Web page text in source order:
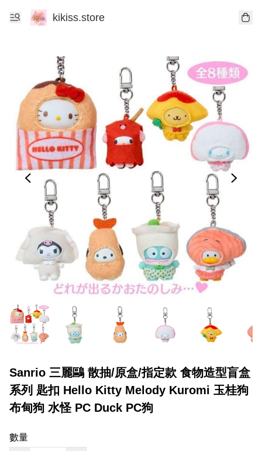
kikiss.store
Sanrio 三麗鷗 散抽/原盒/指定款 食物造型盲盒
系列 匙扣 Hello Kitty Melody Kuromi 玉桂狗
布甸狗 水怪 PC Duck PC狗
數量